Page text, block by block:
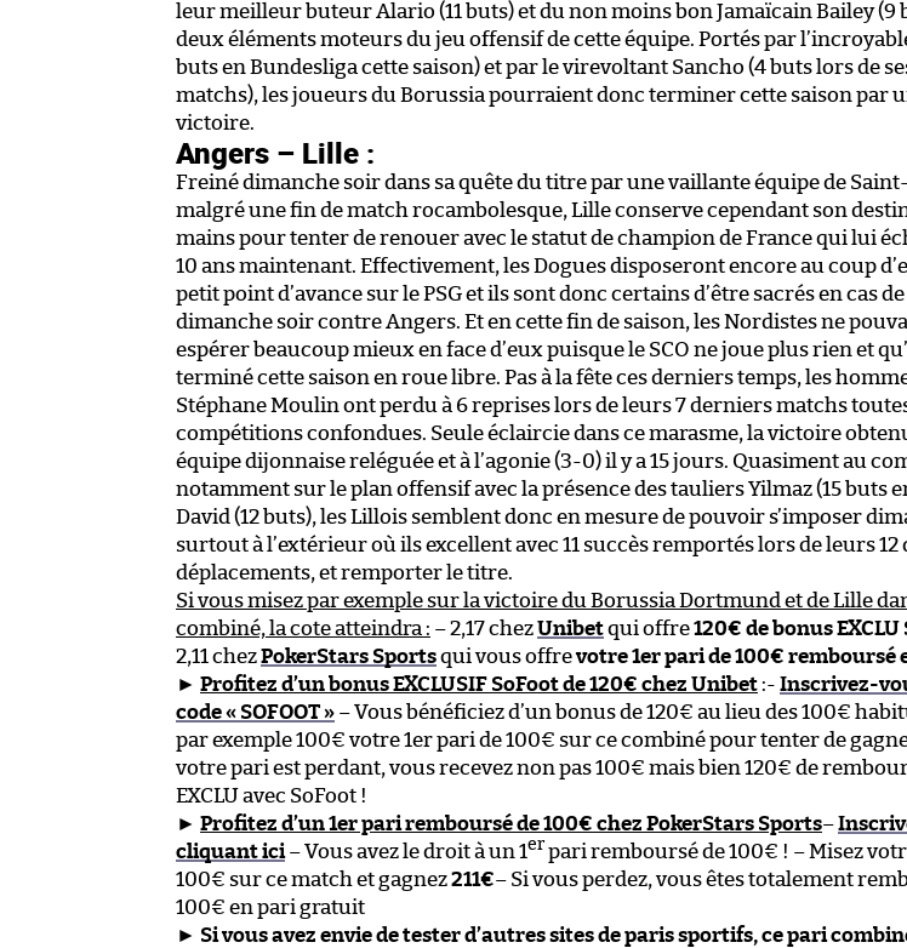
leur meilleur buteur Alario (11 buts) et du non moins bon Jamaïcain Bailey (9
deux éléments moteurs du jeu offensif de cette équipe. Portés par
buts en Bundesliga cette saison) et par le virevoltant Sancho (4 buts lors de
matchs), les joueurs du Borussia pourraient donc terminer cette saison par
victoire.
Angers – Lille :
Freiné dimanche soir dans sa quête du titre par une vaillante équipe de
malgré une fin de match rocambolesque, Lille conserve cependant son
mains pour tenter de renouer avec le statut de champion de France qui lui
10 ans maintenant. Effectivement, les Dogues disposeront encore au coup
petit point d’avance sur le PSG et ils sont donc certains d’être sacrés en cas
dimanche soir contre Angers. Et en cette fin de saison, les Nordistes ne
espérer beaucoup mieux en face d’eux puisque le SCO ne joue plus rien et
terminé cette saison en roue libre. Pas à la fête ces derniers temps, les
Stéphane Moulin ont perdu à 6 reprises lors de leurs 7 derniers matchs
compétitions confondues. Seule éclaircie dans ce marasme, la victoire
équipe dijonnaise reléguée et à l’agonie (3-0) il y a 15 jours. Quasiment au
notamment sur le plan offensif avec la présence des tauliers Yilmaz (15 buts
David (12 buts), les Lillois semblent donc en mesure de pouvoir s’imposer
surtout à l’extérieur où ils excellent avec 11 succès remportés lors de leurs
déplacements, et remporter le titre.
Si vous misez par exemple sur la victoire du Borussia Dortmund et de Lille
combiné, la cote atteindra : – 2,17 chezUnibetqui offre120€ de bonus EXCLU
2,11 chezPokerStars Sportsqui vous offrevotre 1er pari de 100€ remboursé
► Profitez d’un bonus EXCLUSIF SoFoot de 120€ chez Unibet :- Inscrivez-
code « SOFOOT » – Vous bénéficiez d’un bonus de 120€ au lieu des 100€
par exemple 100€ votre 1er pari de 100€ sur ce combiné pour tenter de
votre pari est perdant, vous recevez non pas 100€ mais bien 120€ de
EXCLU avec SoFoot !
► Profitez d’un 1er pari remboursé de 100€ chez PokerStars Sports–
cliquant ici– Vous avez le droit à un 1er pari remboursé de 100€ ! – Misez
100€ sur ce match et gagnez211€– Si vous perdez, vous êtes totalement
100€ en pari gratuit
► Si vous avez envie de tester d’autres sites de paris sportifs, ce pari